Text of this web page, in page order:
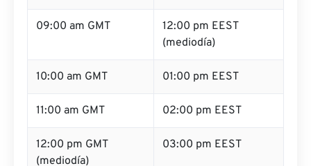
09:00 am GMT
12:00 pm EEST
(mediodía)
10:00 am GMT 01:00 pm EEST
11:00 am GMT 02:00 pm EEST
12:00 pm GMT
(mediodía)
03:00 pm EEST